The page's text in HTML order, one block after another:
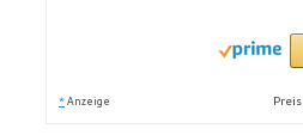
* Anzeige